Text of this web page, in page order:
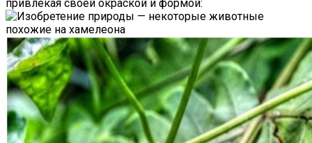
привлекая своей окраской и формой: